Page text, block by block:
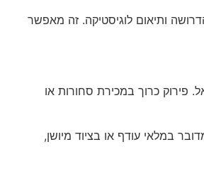
ותיאום לוגיסטיקה. זה מאפשר
פירוק כרוך במכירת סחורות או
במלאי עודף או בציוד מיושן,